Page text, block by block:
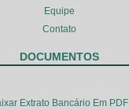
Equipe
Contato
DOCUMENTOS
Extrato Bancário Em PDF